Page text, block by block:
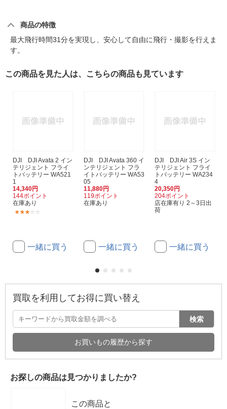
商品の特徴
最大飛行時間31分を実現し、安心して自由に飛行・撮影を行えま
す。
この商品を見た人は、こちらの商品も見ています
DJI DJI Avata 2 イン
テリジェント フライ
トバッテリー WA521
1
14,340円
144ポイント
在庫あり
一緒に買う
DJI DJI Avata 360 イ
ンテリジェント フラ
イトバッテリー WA53
05
11,880円
119ポイント
在庫あり
一緒に買う
DJI DJI Air 3S イン
テリジェント フライ
トバッテリー WA234
4
20,350円
204ポイント
店在庫有り 2～3日出
荷
一緒に買う
買取を利用してお得に買い替え
検索
お買いもの履歴から探す
お探しの商品は見つかりましたか?
この商品と